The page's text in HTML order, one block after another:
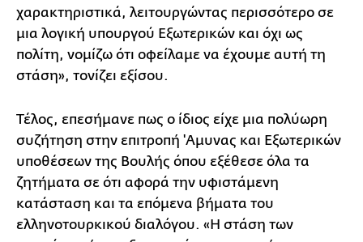
χαρακτηριστικά, λειτουργώντας περισσότερο σε
μια λογική υπουργού Εξωτερικών και όχι ως
πολίτη, νομίζω ότι οφείλαμε να έχουμε αυτή τη
στάση», τονίζει εξίσου.
Τέλος, επεσήμανε πως ο ίδιος είχε μια πολύωρη
συζήτηση στην επιτροπή 'Αμυνας και Εξωτερικών
υποθέσεων της Βουλής όπου εξέθεσε όλα τα
ζητήματα σε ότι αφορά την υφιστάμενη
κατάσταση και τα επόμενα βήματα του
ελληνοτουρκικού διαλόγου. «Η στάση των